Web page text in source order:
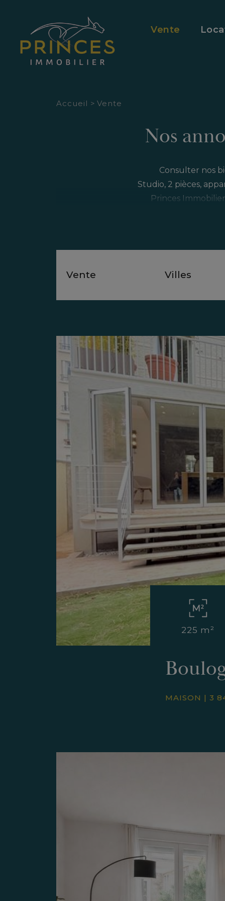
Vente
Accueil > Vente
Nos
Consulter nos
Studio, 2 pièces,
Princes
Vente Villes
225 m²
MAISON | 3